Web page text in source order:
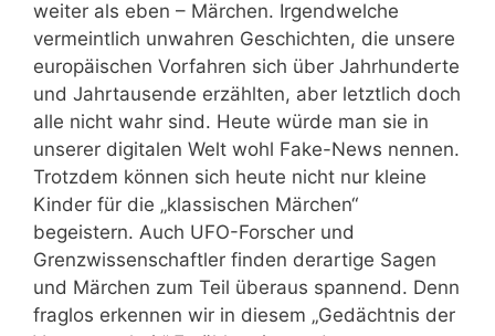
weiter als eben – Märchen. Irgendwelche
vermeintlich unwahren Geschichten, die unsere
europäischen Vorfahren sich über Jahrhunderte
und Jahrtausende erzählten, aber letztlich doch
alle nicht wahr sind. Heute würde man sie in
unserer digitalen Welt wohl Fake-News nennen.
Trotzdem können sich heute nicht nur kleine
Kinder für die „klassischen Märchen“
begeistern. Auch UFO-Forscher und
Grenzwissenschaftler finden derartige Sagen
und Märchen zum Teil überaus spannend. Denn
fraglos erkennen wir in diesem „Gedächtnis der